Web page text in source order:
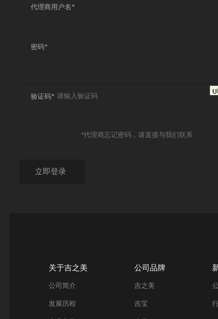
代理商用户名*
密码*
验证码*
*代理商忘记密码，请直接与我们联系
关于吉之美
公司简介
发展历程
公司品牌
吉之美
吉宝